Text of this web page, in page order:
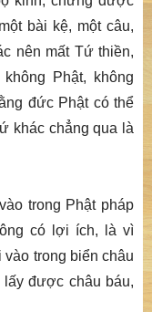
bài kệ, một câu,
nên mất Tứ thiền,
Phật, không
đức Phật có thể
khác chẳng qua là
trong Phật pháp
có lợi ích, là vì
trong biển châu
lấy được châu báu,